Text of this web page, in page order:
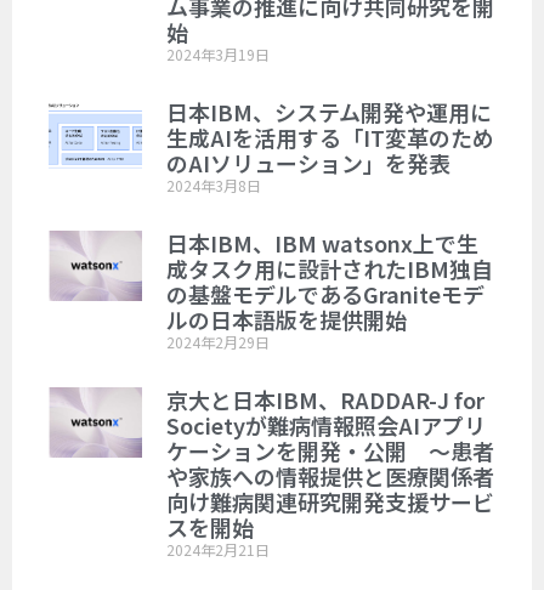
始
2024年3月19日
日本IBM、システム開発や運用に
生成AIを活用する「IT変革のため
のAIソリューション」を発表
2024年3月8日
日本IBM、IBM watsonx上で生
成タスク用に設計されたIBM独自
の基盤モデルであるGraniteモデ
ルの日本語版を提供開始
2024年2月29日
京大と日本IBM、RADDAR-J for
Societyが難病情報照会AIアプリ
ケーションを開発・公開 ～患者
や家族への情報提供と医療関係者
向け難病関連研究開発支援サービ
スを開始
2024年2月21日